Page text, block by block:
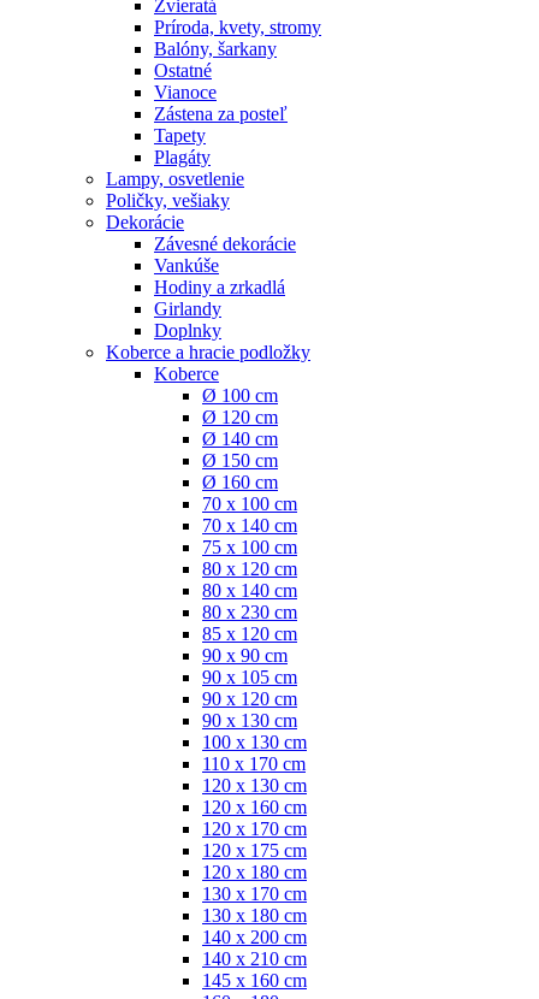
Zvieratá
Príroda, kvety, stromy
Balóny, šarkany
Ostatné
Vianoce
Zástena za posteľ
Tapety
Plagáty
Lampy, osvetlenie
Poličky, vešiaky
Dekorácie
Závesné dekorácie
Vankúše
Hodiny a zrkadlá
Girlandy
Doplnky
Koberce a hracie podložky
Koberce
Ø 100 cm
Ø 120 cm
Ø 140 cm
Ø 150 cm
Ø 160 cm
70 x 100 cm
70 x 140 cm
75 x 100 cm
80 x 120 cm
80 x 140 cm
80 x 230 cm
85 x 120 cm
90 x 90 cm
90 x 105 cm
90 x 120 cm
90 x 130 cm
100 x 130 cm
110 x 170 cm
120 x 130 cm
120 x 160 cm
120 x 170 cm
120 x 175 cm
120 x 180 cm
130 x 170 cm
130 x 180 cm
140 x 200 cm
140 x 210 cm
145 x 160 cm